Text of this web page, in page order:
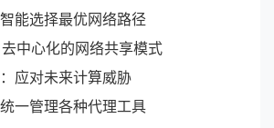
能选择最优网络路径
去中心化的网络共享模式
：应对未来计算威胁
一管理各种代理工具